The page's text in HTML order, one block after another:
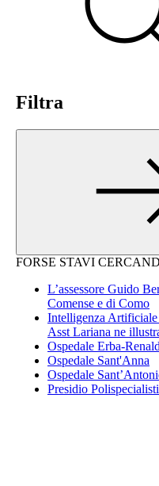
Filtra
FORSE STAVI
L’assessore Guido
Comense e di Como
Intelligenza
Asst Lariana ne
Ospedale Erba-
Ospedale Sant'Anna
Ospedale
Presidio